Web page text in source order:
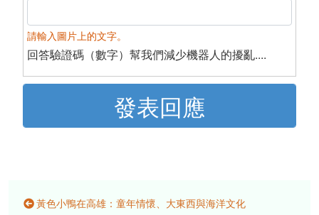
請輸入圖片上的文字。
回答驗證碼（數字）幫我們減少機器人的擾亂....
黃色小鴨在高雄：童年情懷、大東西與海洋文化